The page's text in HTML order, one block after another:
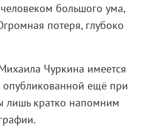
большого ума,
потеря, глубоко
Чуркина имеется
ещё при
лишь кратко напомним